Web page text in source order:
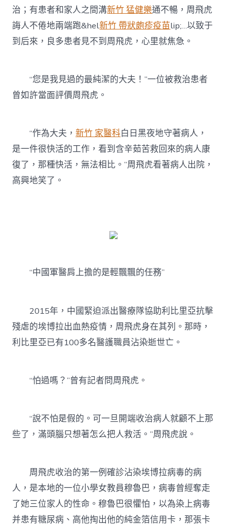
治；有患者和家人之間溝新竹 猛健樂通不暢，周飛虎
誨人不倦地兩端跑&hel新竹 帶狀皰疹疫苗lip;…以致于
到后來，良多患者見不到周飛虎，心里就焦急。
“您是我見過的最純潔的大夫！”一位被救治患者
曾如許當面評價周飛虎。
“作為大夫，新竹 家醫科白日黑夜地守著病人，
是一件很快活的工作，看到含辛茹苦救回來的病人康
復了，那種快活，無法相比。”周飛虎看著病人出院，
高興地笑了。
“中國軍醫肩上擔的是輕飄飄的任務”
2015年，中國緊迫派出醫療隊協助利比里亞抗擊
殘虐的埃博拉出血熱疫情，周飛虎身在其列。那時，
利比里亞已有100多名醫護職員沾染逝世亡。
“怕過嗎？”曾有記者問周飛虎。
“說不怕是假的。可一旦開端收治病人就顧不上那
些了，滿頭腦只想著怎么把人救活。”周飛虎說。
周飛虎收治的第一例確診沾染埃博拉病毒的病
人，是本地的一位小學女教員穆魯巴，病毒曾經奪走
了她三位家人的性命。穆魯巴很懼怕，以為染上病毒
并患有糖尿病、高他掏出他的純金箔信用卡，那張卡